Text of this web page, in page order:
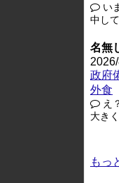
い
中し
名無
政府
外食
え
大き
もっ